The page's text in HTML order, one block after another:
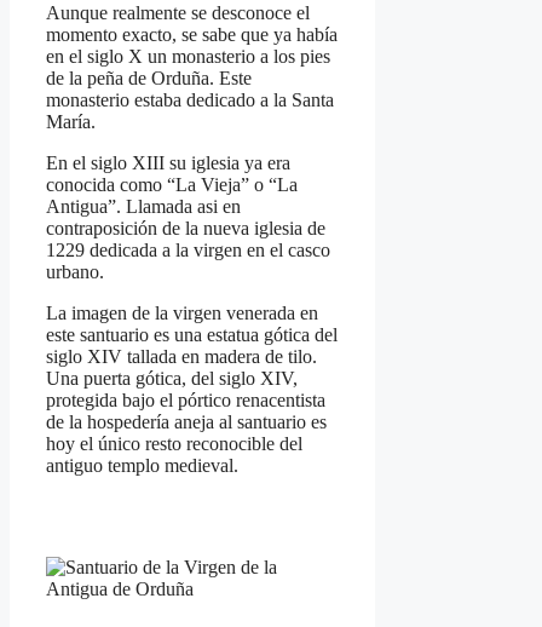
Aunque realmente se desconoce el
momento exacto, se sabe que ya había
en el siglo X un monasterio a los pies
de la peña de Orduña. Este
monasterio estaba dedicado a la Santa
María.
En el siglo XIII su iglesia ya era
conocida como “La Vieja” o “La
Antigua”. Llamada asi en
contraposición de la nueva iglesia de
1229 dedicada a la virgen en el casco
urbano.
La imagen de la virgen venerada en
este santuario es una estatua gótica del
siglo XIV tallada en madera de tilo.
Una puerta gótica, del siglo XIV,
protegida bajo el pórtico renacentista
de la hospedería aneja al santuario es
hoy el único resto reconocible del
antiguo templo medieval.